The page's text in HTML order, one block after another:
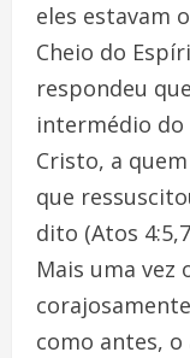
eles estavam
Cheio do
respondeu
intermédio do
Cristo, a
que
dito (Atos
Mais uma vez
como antes,